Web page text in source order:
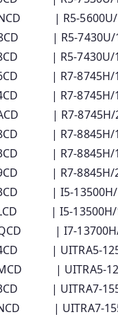
| R5-
| R5-
| R5-
| R7-
| R7-
| R7-
| R7-
| R7-
| R7-
| I5-
| I5-
| I7-
|
|
|
| UITRA7-